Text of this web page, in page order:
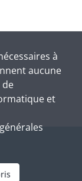
à
aucune
de
et